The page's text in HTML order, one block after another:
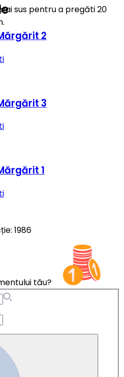
sus pentru a pregăti 20
2
3
1
: 1986
tău?